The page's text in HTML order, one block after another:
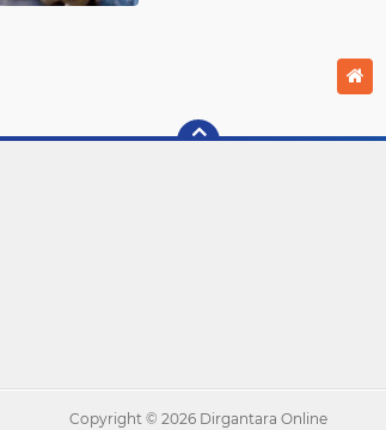
Copyright © 2026 Dirgantara Online